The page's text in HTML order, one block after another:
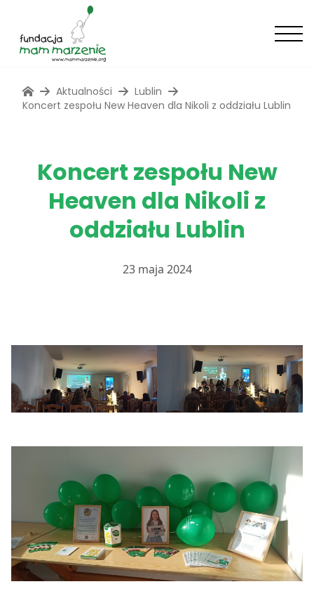
Aktualności
Lublin
Koncert zespołu New Heaven dla Nikoli z oddziału Lublin
Koncert zespołu New
Heaven dla Nikoli z
oddziału Lublin
23 maja 2024